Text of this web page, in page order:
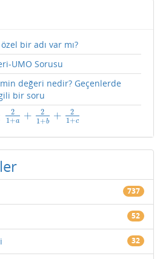
bir adı var mı?
UMO Sorusu
değeri nedir? Geçenlerde
bir soru
2
1+a +
2
1+b +
2
1+c
+21 +b+ 21+
737
52
32